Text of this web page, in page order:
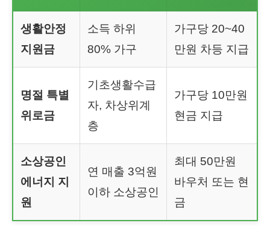
생활안정
지원금
소득 하위
80% 가구
가구당 20~40
만원 차등 지급
명절 특별
위로금
기초생활수급
자, 차상위계
층
가구당 10만원
현금 지급
소상공인
에너지 지
원
연 매출 3억원
이하 소상공인
최대 50만원
바우처 또는 현
금